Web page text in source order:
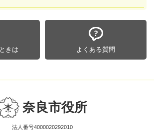
きは よくある質問
奈良市役所
法人番号4000020292010